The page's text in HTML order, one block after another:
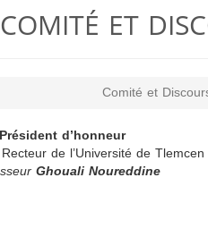
COMITÉ ET
Comité et
Président d’honneur
de l’Université de Tlemcen
Ghouali Noureddine